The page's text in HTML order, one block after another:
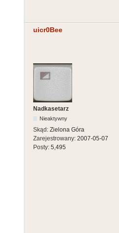
uicr0Bee
Nadkasetarz
Nieaktywny
Skąd: Zielona Góra
Zarejestrowany: 2007-05-07
Posty: 5,495